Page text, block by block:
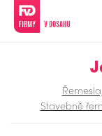
Stavebně